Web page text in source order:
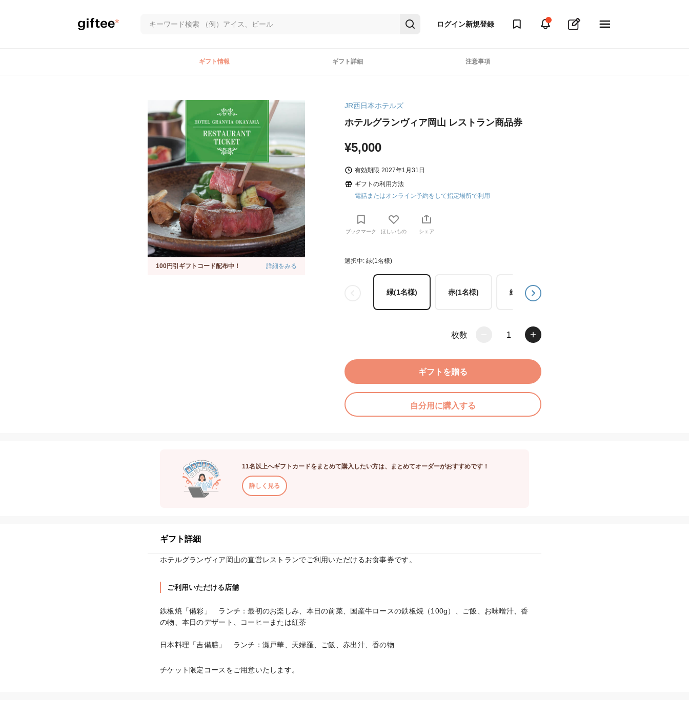
ログイン新規登録
ギフト情報 ギフト詳細 注意事項
100円引ギフトコード配布中！ 詳細をみる
JR西日本ホテルズ
ホテルグランヴィア岡山 レストラン商品券
¥5,000
有効期限 2027年1月31日
ギフトの利用方法
電話またはオンライン予約をして指定場所で利用
ブックマーク ほしいもの シェア
選択中: 緑(1名様)
緑(1名様) 赤(1名様) 緑(2名様)
枚数 1
ギフトを贈る
自分用に購入する
11名以上へギフトカードをまとめて購入したい方は、まとめてオーダーがおすすめです！
詳しく見る
ギフト詳細
ご利用いただける店舗
鉄板焼「備彩」　ランチ：最初のお楽しみ、本日の前菜、国産牛ロースの鉄板焼（100g）、ご飯、お味噌汁、香
の物、本日のデザート、コーヒーまたは紅茶